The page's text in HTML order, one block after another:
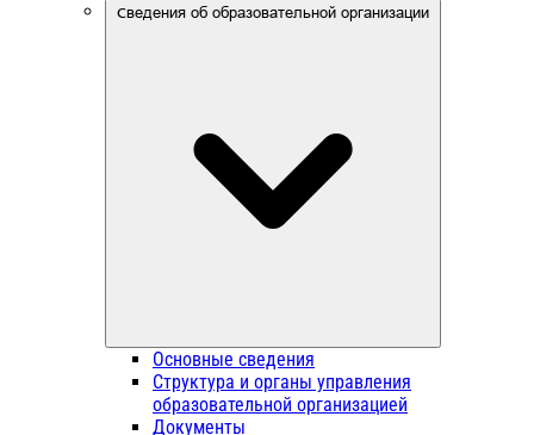
Сведения об образовательной организации
Основные сведения
Структура и органы управления
образовательной организацией
Документы